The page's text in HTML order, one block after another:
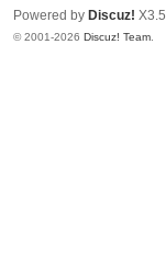
Powered by Discuz! X3.5
© 2001-2026 Discuz! Team